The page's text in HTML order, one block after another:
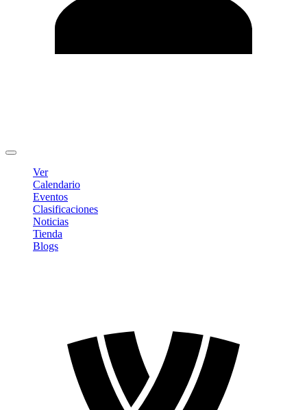
Ver
Calendario
Eventos
Clasificaciones
Noticias
Tienda
Blogs